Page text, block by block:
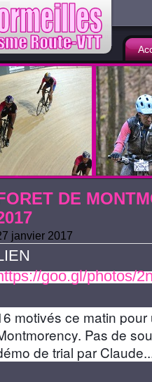
DE
janvier 2017
goo.gl/photos/
motivés ce matin
Pas de
de trial par